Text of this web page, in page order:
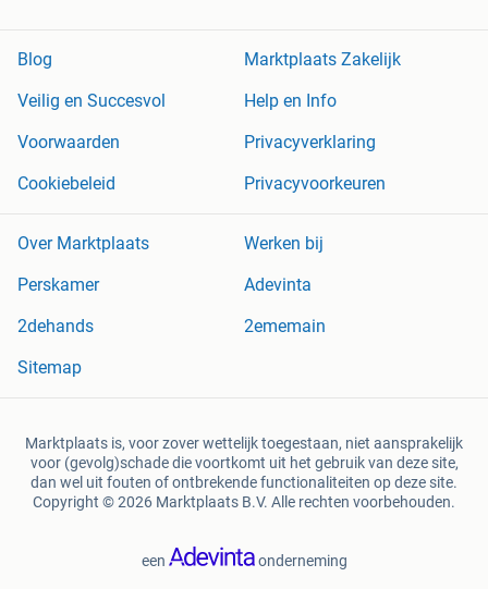
Blog
Marktplaats Zakelijk
Veilig en Succesvol
Help en Info
Voorwaarden
Privacyverklaring
Cookiebeleid
Privacyvoorkeuren
Over Marktplaats
Werken bij
Perskamer
Adevinta
2dehands
2ememain
Sitemap
Marktplaats is, voor zover wettelijk toegestaan, niet aansprakelijk
voor (gevolg)schade die voortkomt uit het gebruik van deze site,
dan wel uit fouten of ontbrekende functionaliteiten op deze site.
Copyright © 2026 Marktplaats B.V. Alle rechten voorbehouden.
een onderneming